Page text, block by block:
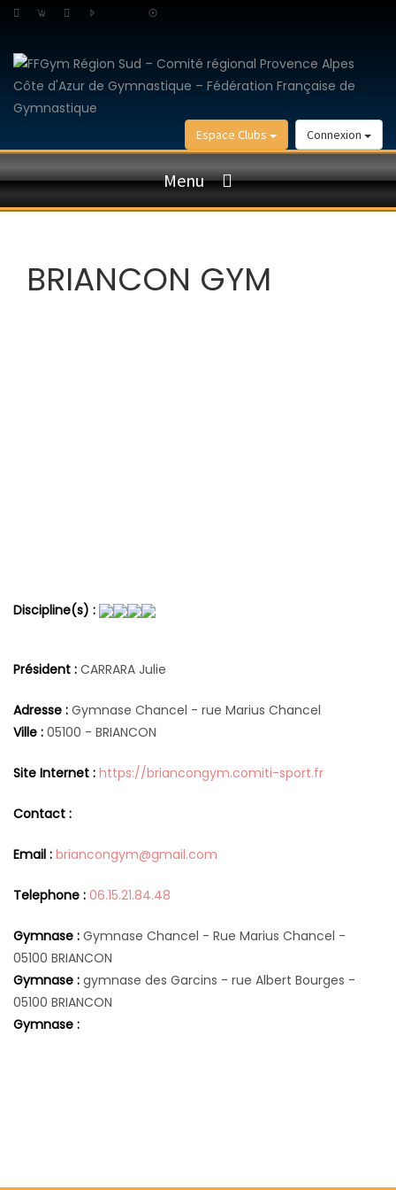
Connexion
Espace Clubs
Menu
BRIANCON GYM
Discipline(s) :
Président : CARRARA Julie
Adresse : Gymnase Chancel - rue Marius Chancel
Ville : 05100 - BRIANCON
Site Internet : https://briancongym.comiti-sport.fr
Contact :
Email : briancongym@gmail.com
Telephone : 06.15.21.84.48
Gymnase : Gymnase Chancel - Rue Marius Chancel -
05100 BRIANCON
Gymnase : gymnase des Garcins - rue Albert Bourges -
05100 BRIANCON
Gymnase :